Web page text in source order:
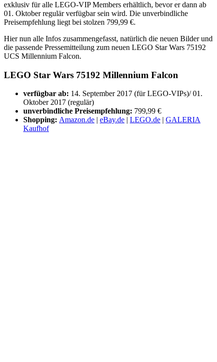
exklusiv für alle LEGO-VIP Members erhältlich, bevor er dann ab
01. Oktober regulär verfügbar sein wird. Die unverbindliche
Preisempfehlung liegt bei stolzen 799,99 €.
Hier nun alle Infos zusammengefasst, natürlich die neuen Bilder und
die passende Pressemitteilung zum neuen LEGO Star Wars 75192
UCS Millennium Falcon.
LEGO Star Wars 75192 Millennium Falcon
verfügbar ab: 14. September 2017 (für LEGO-VIPs)/ 01.
Oktober 2017 (regulär)
unverbindliche Preisempfehlung: 799,99 €
Shopping: Amazon.de eBay.de LEGO.de
GALERIA
Kaufhof